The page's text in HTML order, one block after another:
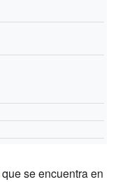
que se encuentra en